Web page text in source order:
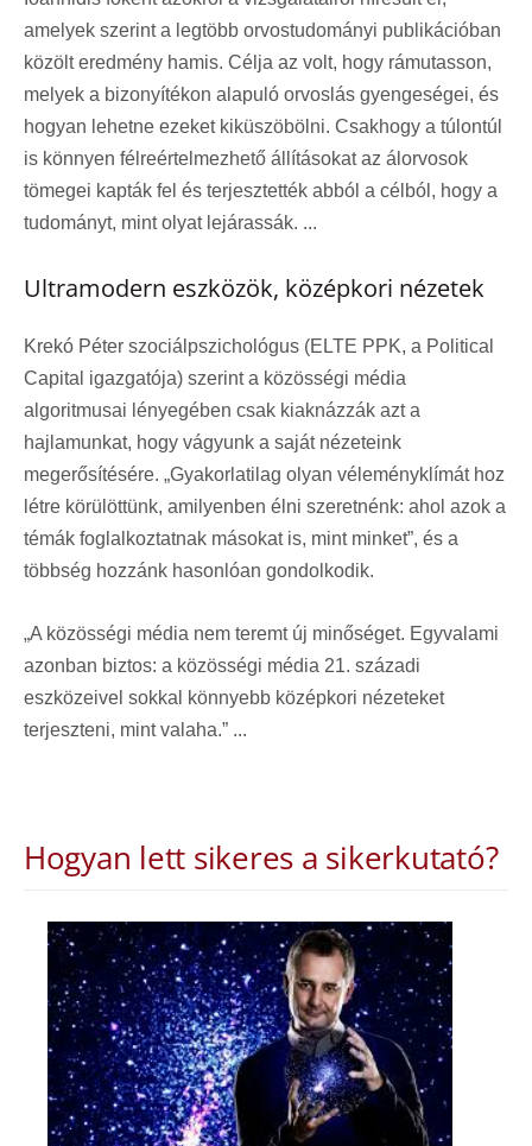
amelyek szerint a legtöbb orvostudományi publikációban
közölt eredmény hamis. Célja az volt, hogy rámutasson,
melyek a bizonyítékon alapuló orvoslás gyengeségei, és
hogyan lehetne ezeket kiküszöbölni. Csakhogy a túlontúl
is könnyen félreértelmezhető állításokat az álorvosok
tömegei kapták fel és terjesztették abból a célból, hogy a
tudományt, mint olyat lejárassák. ...
Ultramodern eszközök, középkori nézetek
Krekó Péter szociálpszichológus (ELTE PPK, a Political
Capital igazgatója) szerint a közösségi média
algoritmusai lényegében csak kiaknázzák azt a
hajlamunkat, hogy vágyunk a saját nézeteink
megerősítésére. „Gyakorlatilag olyan véleményklímát hoz
létre körülöttünk, amilyenben élni szeretnénk: ahol azok a
témák foglalkoztatnak másokat is, mint minket”, és a
többség hozzánk hasonlóan gondolkodik.
„A közösségi média nem teremt új minőséget. Egyvalami
azonban biztos: a közösségi média 21. századi
eszközeivel sokkal könnyebb középkori nézeteket
terjeszteni, mint valaha.” ...
Hogyan lett sikeres a sikerkutató?